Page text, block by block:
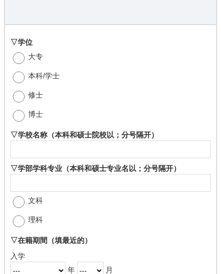
▽学位
大专
本科/学士
修士
博士
▽学校名称（本科和硕士院校以；分号隔开）
▽学部学科专业 （本科和硕士专业名以；分号隔开）
文科
理科
▽在籍期間
（填最近的）
入学
年
月